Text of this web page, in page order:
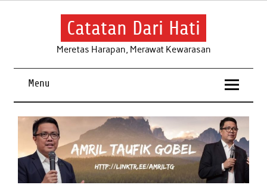
Skip
Catatan Dari Hati
Meretas Harapan, Merawat Kewarasan
Menu